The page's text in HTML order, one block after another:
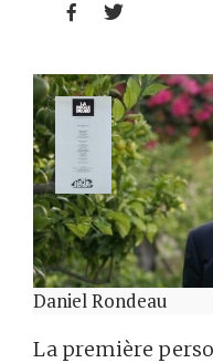
 
Daniel Rondeau
La première